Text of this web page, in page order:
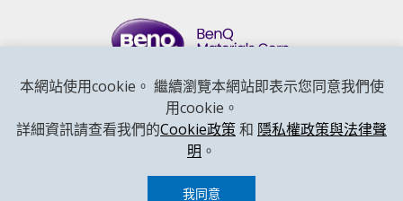
聯和醫療器材股份有限公司(明基材料關係企業)
Tel : 886-3-364-8880 分機 3520 / 3521
本網站使用cookie。 繼續瀏覽本網站即表示您同意我們使
用cookie。
詳細資訊請查看我們的Cookie政策和 隱私權政策與法律聲
明 。
我同意